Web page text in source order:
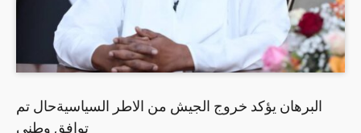
البرهان يؤكد خروج الجيش من الاطر السياسيةحال تم
توافق وطني